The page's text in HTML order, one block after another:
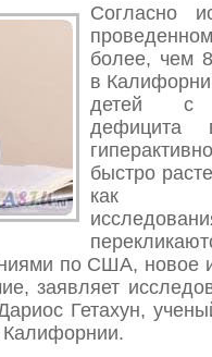
Согласно
более, чем
в
детей с
дефицита
быстро
как
по США, новое
заявляет
Гетахун,